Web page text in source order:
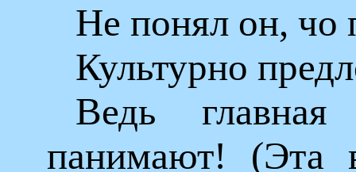
Не понял он, чо
Культурно
Ведь
панимают! (Эта